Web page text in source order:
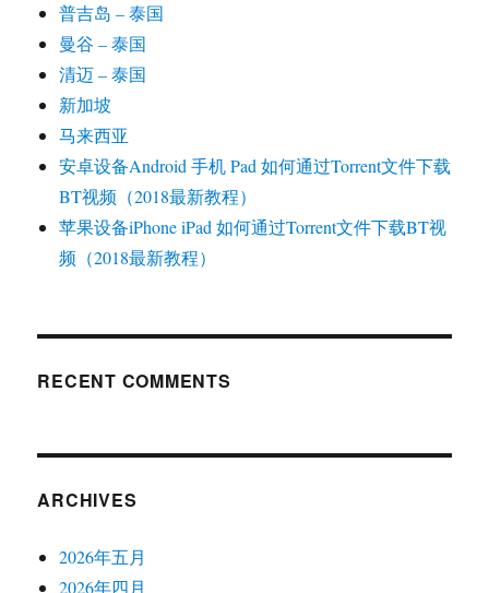
普吉岛 – 泰国
曼谷 – 泰国
清迈 – 泰国
新加坡
马来西亚
安卓设备Android 手机 Pad 如何通过Torrent文件下载
BT视频（2018最新教程）
苹果设备iPhone iPad 如何通过Torrent文件下载BT视
频（2018最新教程）
RECENT COMMENTS
ARCHIVES
2026年五月
2026年四月